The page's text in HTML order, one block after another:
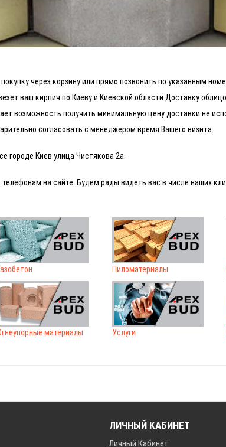
через корзину или прямо позвонить по указанным
ваш кирпич по Киеву и Киевской области.Доставку
возможность получить минимальную цену доставки не
согласовать с менеджером время Вашего визита.
городе Киев улица Чистякова 2а.
на сайте. Будем рады видеть вас в числе наших
Пиломатериалы
материалы Услуги
ЛИЧНЫЙ КАБИНЕТ
Личный Кабинет